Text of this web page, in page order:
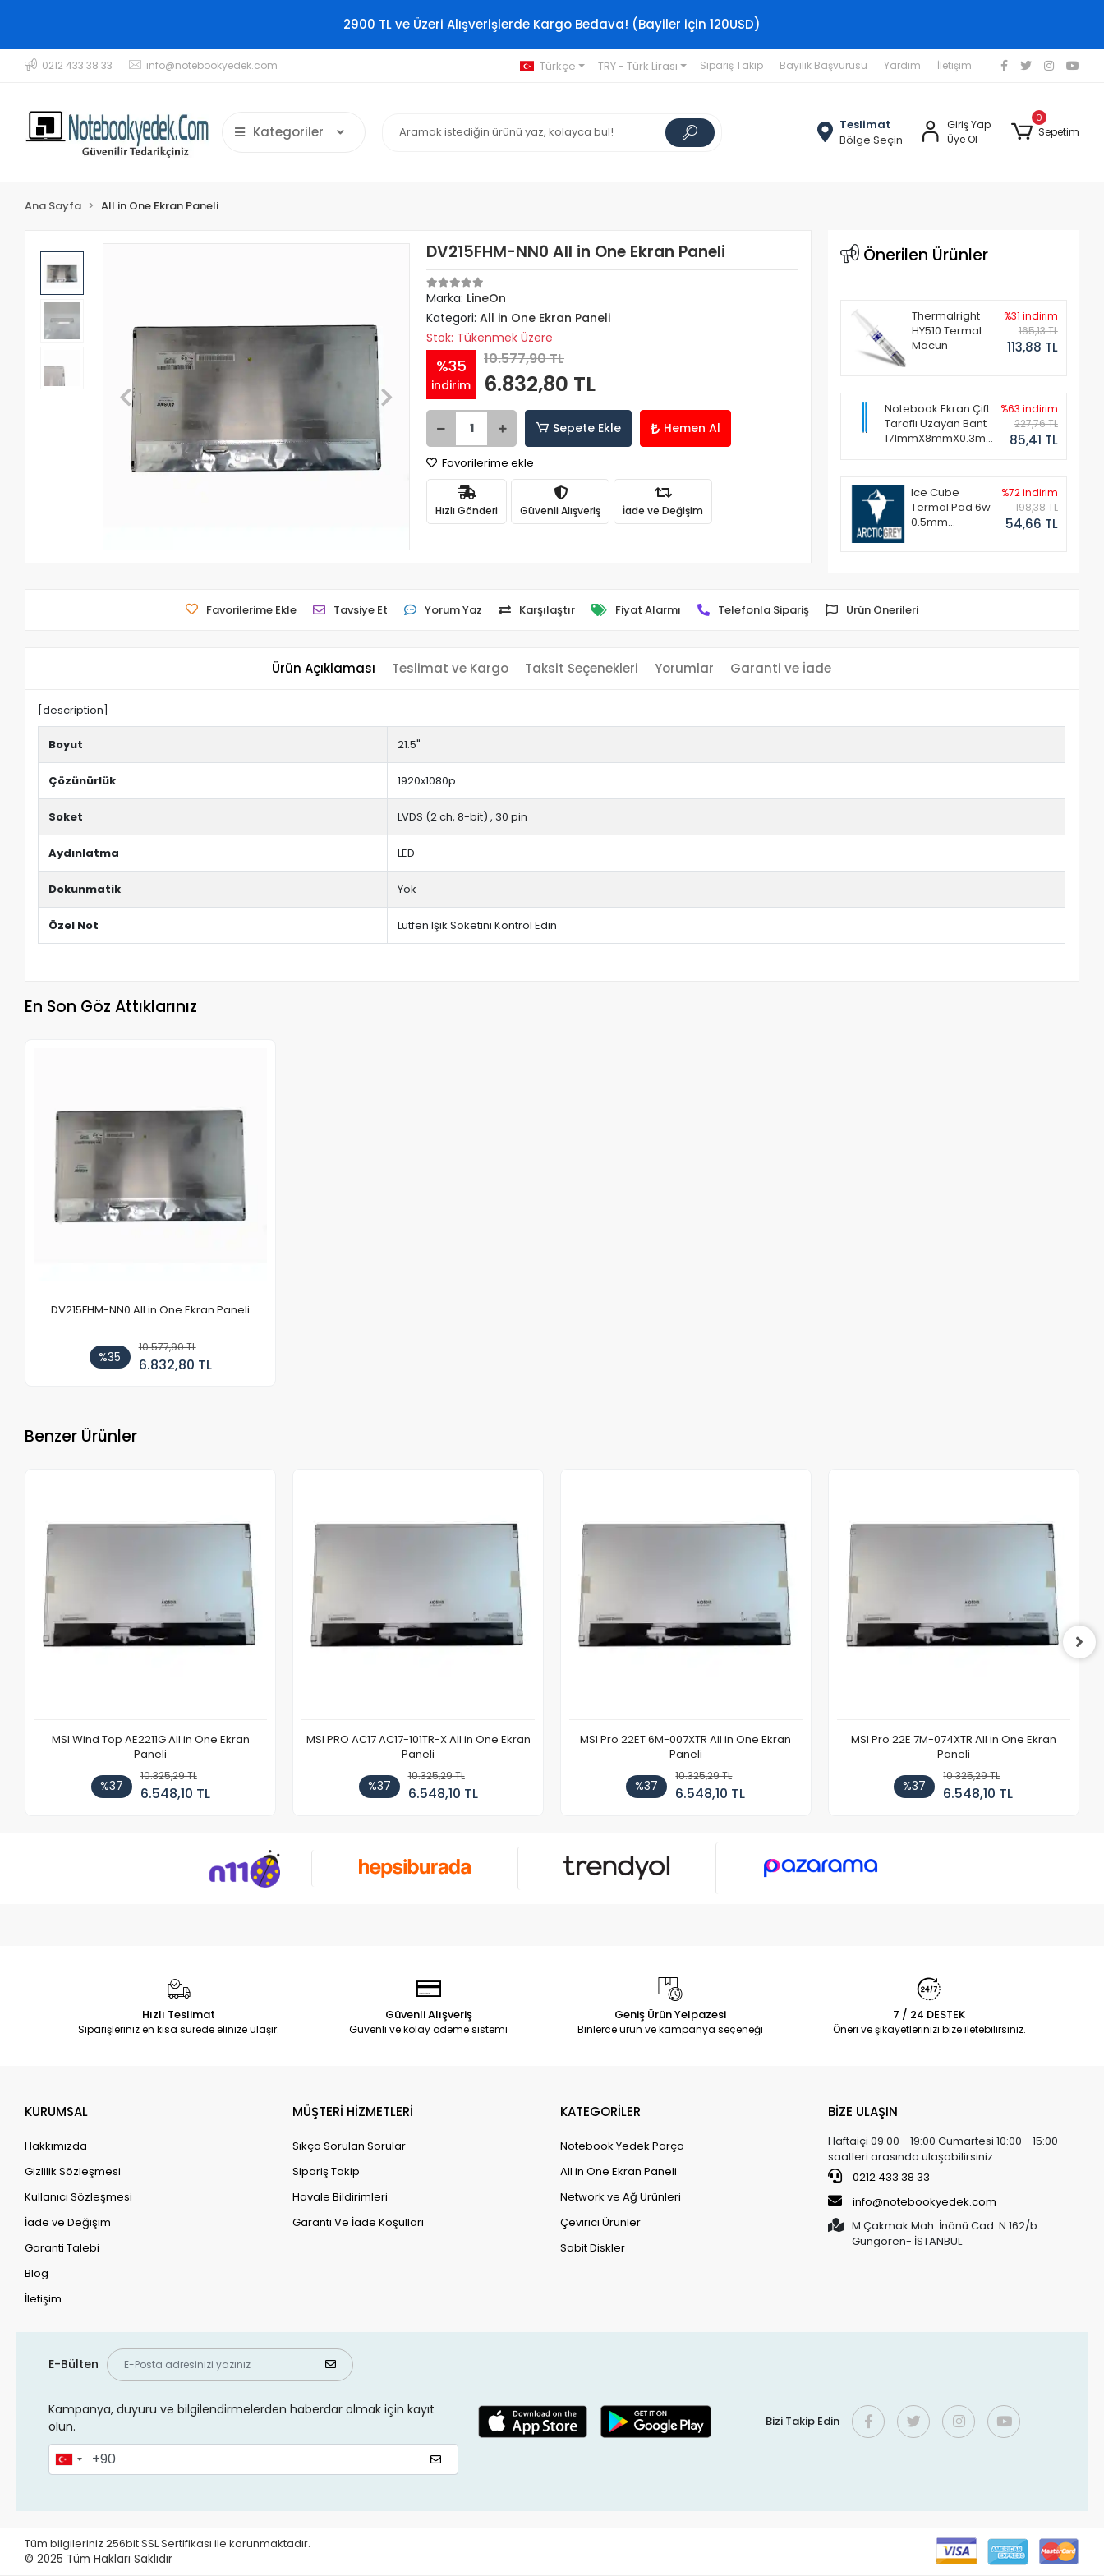
2900 TL ve Üzeri Alışverişlerde Kargo Bedava! (Bayiler için 120USD)
0212 433 38 33 info@notebookyedek.com Türkçe TRY - Türk Lirası Sipariş Takip Bayilik Başvurusu Yardım İletişim
Kategoriler
Teslimat
Bölge Seçin
Giriş Yap
Üye Ol
0
Sepetim
Ana Sayfa All in One Ekran Paneli
DV215FHM-NN0 All in One Ekran Paneli
Marka: LineOn
Kategori:All in One Ekran Paneli
Stok: Tükenmek Üzere
%35
indirim
10.577,90 TL
6.832,80 TL
Sepete Ekle Hemen Al
Favorilerime ekle
Hızlı Gönderi Güvenli Alışveriş İade ve Değişim
Önerilen Ürünler
Thermalright
HY510 Termal
Macun
%31 indirim
165,13 TL
113,88 TL
Notebook Ekran Çift
Taraflı Uzayan Bant
171mmX8mmX0.3mm
%63 indirim
227,76 TL
85,41 TL
Ice Cube
Termal Pad 6w
0.5mm
%72 indirim
198,38 TL
54,66 TL
Favorilerime Ekle Tavsiye Et Yorum Yaz Karşılaştır Fiyat Alarmı Telefonla Sipariş Ürün Önerileri
Ürün Açıklaması Teslimat ve Kargo Taksit Seçenekleri Yorumlar Garanti ve İade
[description]
Boyut 21.5"
Çözünürlük 1920x1080p
Soket LVDS (2 ch, 8-bit) , 30 pin
Aydınlatma LED
Dokunmatik Yok
Özel Not Lütfen Işık Soketini Kontrol Edin
En Son Göz Attıklarınız
DV215FHM-NN0 All in One Ekran Paneli
%35
10.577,90 TL
6.832,80 TL
Benzer Ürünler
MSI Wind Top AE2211G All in One Ekran
Paneli
%37
10.325,29 TL
6.548,10 TL
MSI PRO AC17 AC17-101TR-X All in One Ekran
Paneli
%37
10.325,29 TL
6.548,10 TL
MSI Pro 22ET 6M-007XTR All in One Ekran
Paneli
%37
10.325,29 TL
6.548,10 TL
MSI Pro 22E 7M-074XTR All in One Ekran
Paneli
%37
10.325,29 TL
6.548,10 TL
Hızlı Teslimat
Siparişleriniz en kısa sürede elinize ulaşır.
Güvenli Alışveriş
Güvenli ve kolay ödeme sistemi
Geniş Ürün Yelpazesi
Binlerce ürün ve kampanya seçeneği
7 / 24 DESTEK
Öneri ve şikayetlerinizi bize iletebilirsiniz.
KURUMSAL
Hakkımızda
Gizlilik Sözleşmesi
Kullanıcı Sözleşmesi
İade ve Değişim
Garanti Talebi
Blog
İletişim
MÜŞTERİ HİZMETLERİ
Sıkça Sorulan Sorular
Sipariş Takip
Havale Bildirimleri
Garanti Ve İade Koşulları
KATEGORİLER
Notebook Yedek Parça
All in One Ekran Paneli
Network ve Ağ Ürünleri
Çevirici Ürünler
Sabit Diskler
BİZE ULAŞIN
Haftaiçi 09:00 - 19:00 Cumartesi 10:00 - 15:00
saatleri arasında ulaşabilirsiniz.
0212 433 38 33
info@notebookyedek.com
M.Çakmak Mah. İnönü Cad. N.162/b
Güngören- İSTANBUL
E-Bülten
Kampanya, duyuru ve bilgilendirmelerden haberdar olmak için kayıt
olun.
Bizi Takip Edin
Tüm bilgileriniz 256bit SSL Sertifikası ile korunmaktadır.
© 2025 Tüm Hakları Saklıdır